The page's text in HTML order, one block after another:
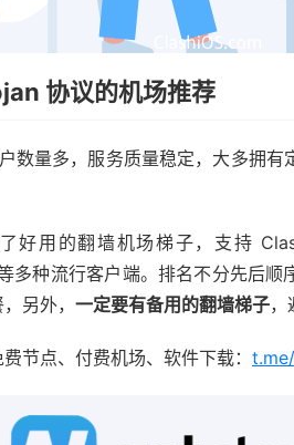
协议的机场推荐
数量多，服务质量稳定，大多拥
好用的翻墙机场梯子，支持
多种流行客户端。排名不分先后顺
另外， 一定要有备用的翻墙梯子，
节点、付费机场、软件下载：